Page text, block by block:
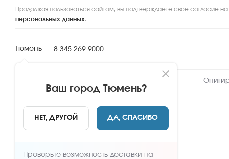
Продолжая пользоваться сайтом, вы подтверждаете свое согласие
персональных данных.
Тюмень
Ваш город Тюмень?
НЕТ, ДРУГОЙ ДА, СПАСИБО
Проверьте возможность доставки на
8 345 269 9000
Главная